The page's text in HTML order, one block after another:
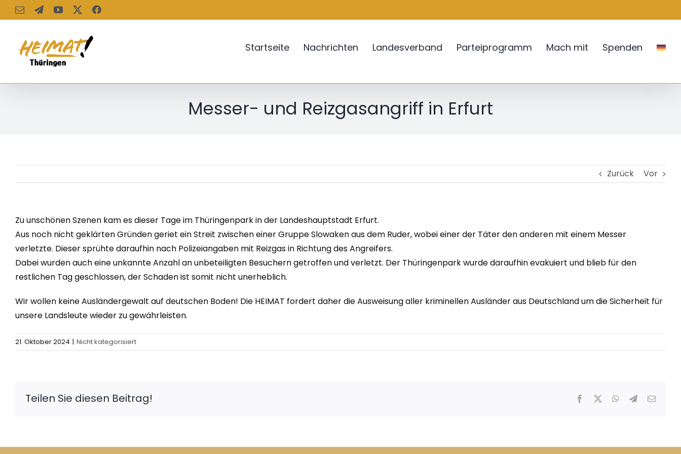
Zum
Inhalt
E-
Mail
TelegramYouTube Facebook
Startseite Nachrichten Landesverband Parteiprogramm Mach mit Spenden
Messer- und Reizgasangriff in Erfurt
Zurück Vor
Zu unschönen Szenen kam es dieser Tage im Thüringenpark in der Landeshauptstadt Erfurt.
Aus noch nicht geklärten Gründen geriet ein Streit zwischen einer Gruppe Slowaken aus dem Ruder, wobei einer der Täter den anderen mit einem Messer
verletzte. Dieser sprühte daraufhin nach Polizeiangaben mit Reizgas in Richtung des Angreifers.
Dabei wurden auch eine unkannte Anzahl an unbeteiligten Besuchern getroffen und verletzt. Der Thüringenpark wurde daraufhin evakuiert und blieb für den
restlichen Tag geschlossen, der Schaden ist somit nicht unerheblich.
Wir wollen keine Ausländergewalt auf deutschen Boden! Die HEIMAT fordert daher die Ausweisung aller kriminellen Ausländer aus Deutschland um die Sicherheit für
unsere Landsleute wieder zu gewährleisten.
21. Oktober 2024 | Nicht kategorisiert
Teilen Sie diesen Beitrag! Facebook WhatsApp
Telegram
E-